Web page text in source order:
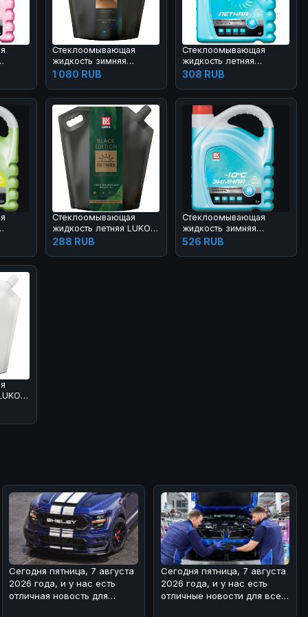
Стеклоомывающая
жидкость зимняя
LUKOIL Black Edition –
1 080 RUB
Стеклоомывающая
жидкость летняя
ЛУКОЙЛ с нейтральным
308 RUB
Стеклоомывающая
жидкость летняя LUKOIL
Black Edition 3 л
288 RUB
Стеклоомывающая
жидкость зимняя
ЛУКОЙЛ с нейтральным
526 RUB
Сегодня пятница, 7 августа
2026 года, и у нас есть
отличная новость для
Сегодня пятница, 7 августа
2026 года, и у нас есть
отличные новости для всех